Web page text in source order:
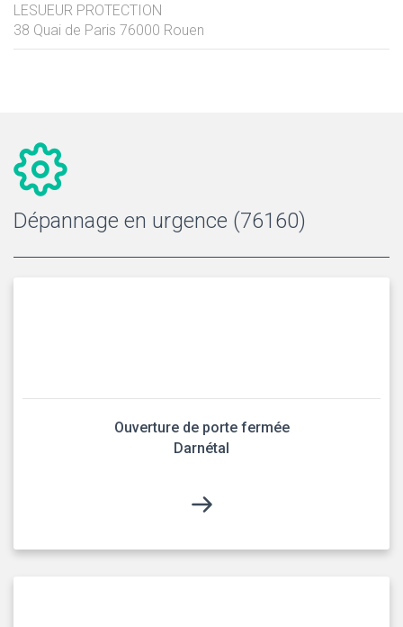
LESUEUR PROTECTION
38 Quai de Paris 76000 Rouen
Dépannage en urgence (76160)
Ouverture de porte fermée
Darnétal